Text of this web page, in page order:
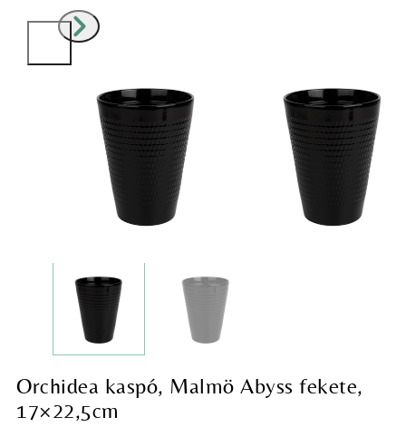
Orchidea kaspó, Malmö Abyss fekete,
17×22,5cm